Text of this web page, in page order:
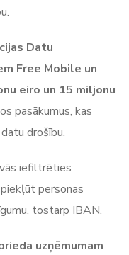
Datu
Free Mobile un
eiro un 15 miljonu
pasākumus, kas
drošību.
iefiltrēties
personas
tostarp IBAN.
uzņēmumam